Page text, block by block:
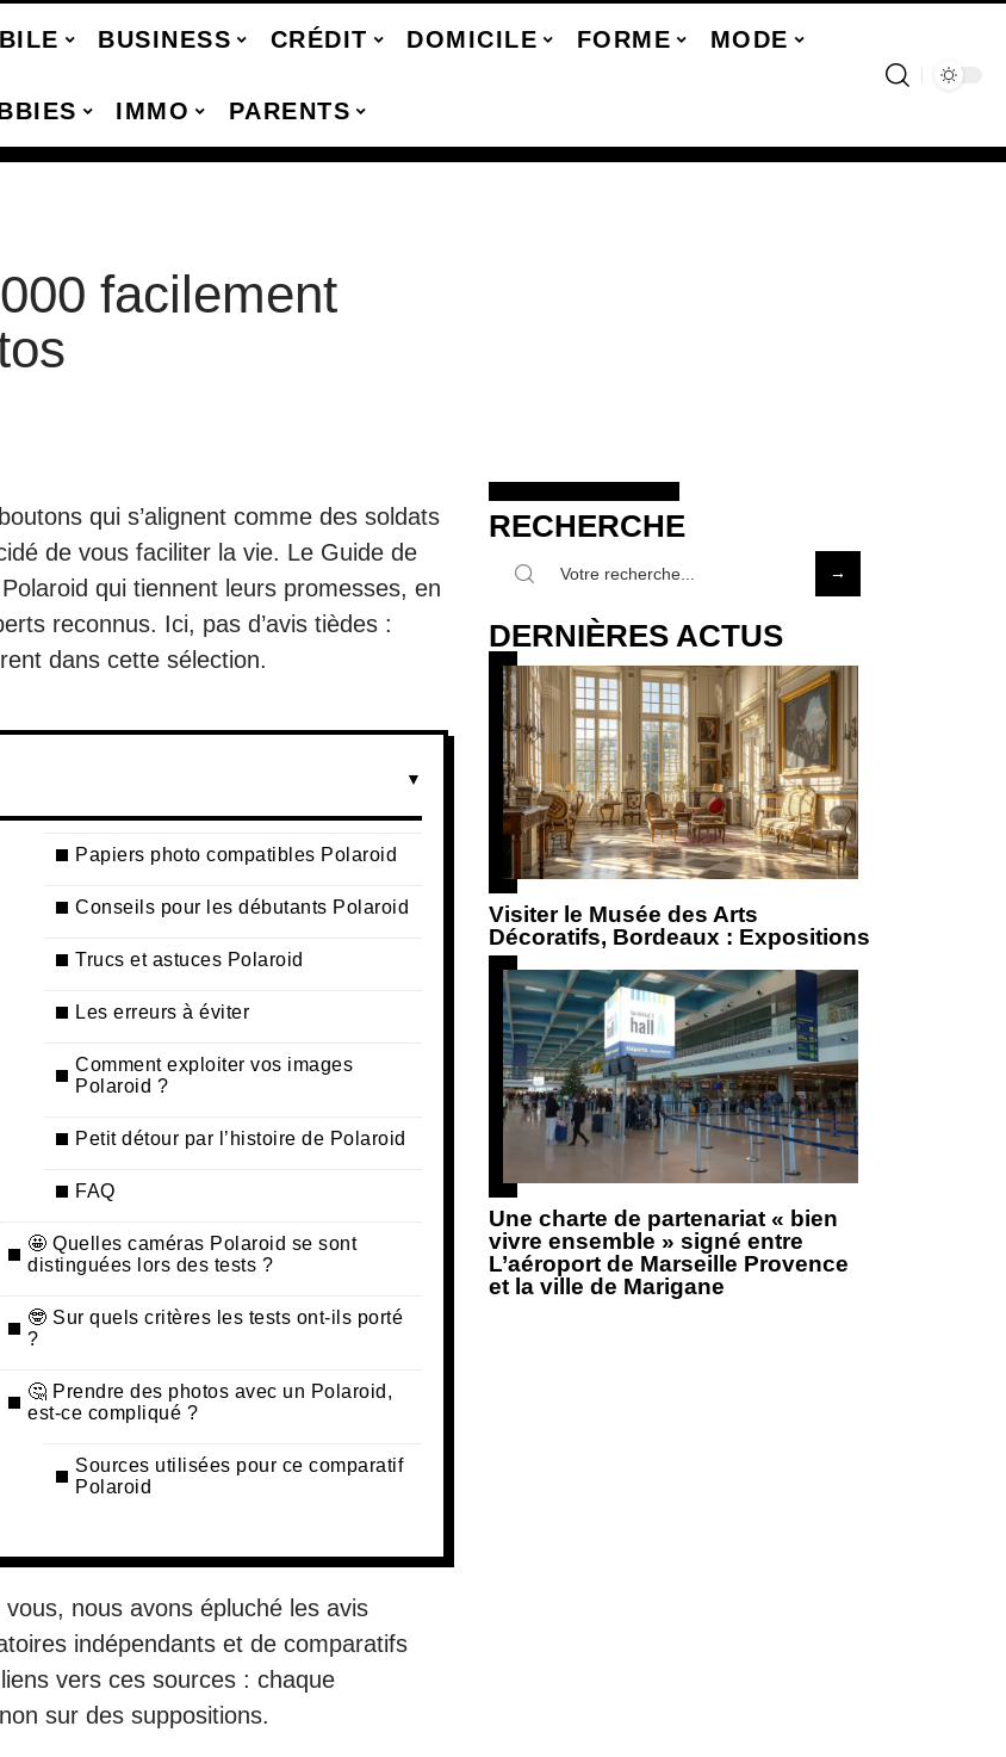
BUSINESS CRÉDIT DOMICILE FORME MODE
IMMO PARENTS
facilement
qui s’alignent comme des soldats
de vous faciliter la vie. Le Guide de
qui tiennent leurs promesses, en
reconnus. Ici, pas d’avis tièdes :
dans cette sélection.
Papiers photo compatibles Polaroid
Conseils pour les débutants Polaroid
Trucs et astuces Polaroid
Les erreurs à éviter
Comment exploiter vos images
Polaroid ?
Petit détour par l’histoire de Polaroid
FAQ
🤩 Quelles caméras Polaroid se sont
distinguées lors des tests ?
🤓 Sur quels critères les tests ont-ils porté
?
🤔 Prendre des photos avec un Polaroid,
est-ce compliqué ?
Sources utilisées pour ce comparatif
Polaroid
nous avons épluché les avis
indépendants et de comparatifs
vers ces sources : chaque
sur des suppositions.
RECHERCHE
DERNIÈRES ACTUS
Visiter le Musée des Arts
Décoratifs, Bordeaux : Expositions
Une charte de partenariat « bien
vivre ensemble » signé entre
L’aéroport de Marseille Provence
et la ville de Marigane